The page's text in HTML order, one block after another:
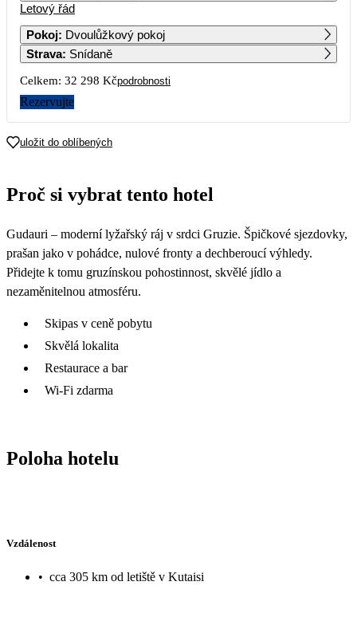
16 149 17 799 17 489
8
22
17 109
Letový řád
Pokoj: Dvoulůžkový pokoj
Strava: Snídaně
Celkem: 32 298 Kčpodrobnosti
Rezervujte
uložit do oblíbených
Proč si vybrat tento hotel
Gudauri – moderní lyžařský ráj v srdci Gruzie. Špičkové sjezdovky,
prašan jako v pohádce, nulové fronty a dechberoucí výhledy.
Přidejte k tomu gruzínskou pohostinnost, skvělé jídlo a
nezaměnitelnou atmosféru.
Skipas v ceně pobytu
Skvělá lokalita
Restaurace a bar
Wi-Fi zdarma
Poloha hotelu
Vzdálenost
• cca 305 km od letiště v Kutaisi